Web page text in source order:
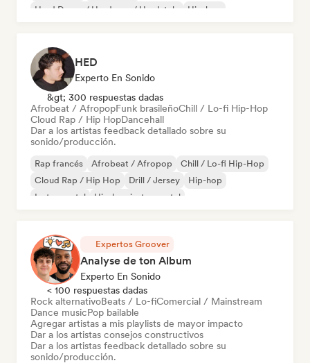
Hard Dance / Hardcore / Hardstyle Hip-hop
HED
Experto En Sonido
&gt; 300 respuestas dadas
Afrobeat / AfropopFunk brasileñoChill / Lo-fi Hip-Hop
Cloud Rap / Hip HopDancehall
Dar a los artistas feedback detallado sobre su
sonido/producción.
Rap francés Afrobeat / Afropop
Chill / Lo-fi Hip-Hop
Cloud Rap / Hip Hop
Drill / Jersey
Hip-hop
Instrumental
Hip-hop instrumental
Expertos Groover
Analyse de ton Album
Experto En Sonido
< 100 respuestas dadas
Rock alternativoBeats / Lo-fiComercial / Mainstream
Dance musicPop bailable
Agregar artistas a mis playlists de mayor impacto
Dar a los artistas consejos constructivos
Dar a los artistas feedback detallado sobre su
sonido/producción.